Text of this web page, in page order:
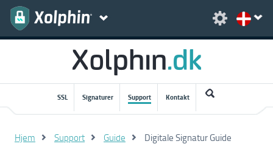
SSL Signaturer Support Kontakt
Hjem Support Guide Digitale Signatur Guide